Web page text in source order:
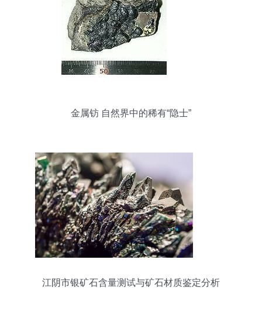
金属钫 自然界中的稀有“隐士”
江阴市银矿石含量测试与矿石材质鉴定分析